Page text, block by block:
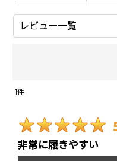
レビュー一覧
期間 :
1件
非常に履きやすい